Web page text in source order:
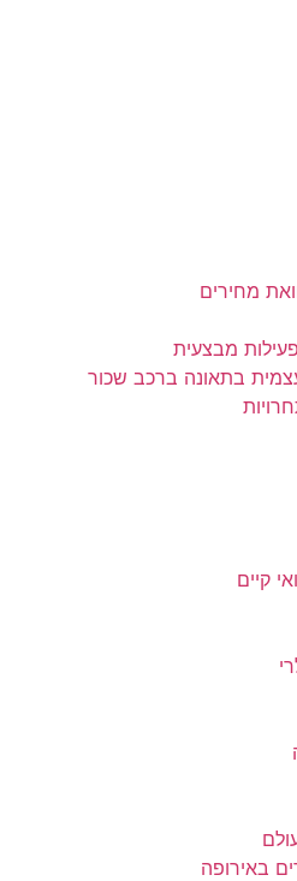
מחירים
מבצעית
בתאונה ברכב שכור
קיים
באירופה